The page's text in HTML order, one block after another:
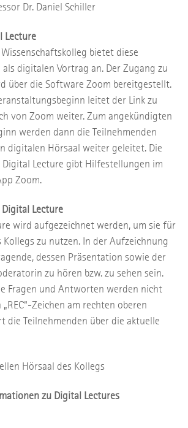
Dr. Daniel Schiller
Lecture
bietet diese
digitalen Vortrag an. Der Zugang zu
über die Software Zoom bereitgestellt.
leitet der Link zu
von Zoom weiter. Zum angekündigten
werden dann die Teilnehmenden
digitalen Hörsaal weiter geleitet. Die
Digital Lecture gibt Hilfestellungen im
Zoom.
Lecture
wird aufgezeichnet werden, um sie für
zu nutzen. In der Aufzeichnung
dessen Präsentation sowie der
zu hören bzw. zu sehen sein.
Fragen und Antworten werden nicht
Zeichen am rechten oberen
die Teilnehmenden über die aktuelle
Hörsaal des Kollegs
zu Digital Lectures